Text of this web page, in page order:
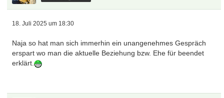
18. Juli 2025 um 18:30
Naja so hat man sich immerhin ein unangenehmes Gespräch
erspart wo man die aktuelle Beziehung bzw. Ehe für beendet
erklärt.